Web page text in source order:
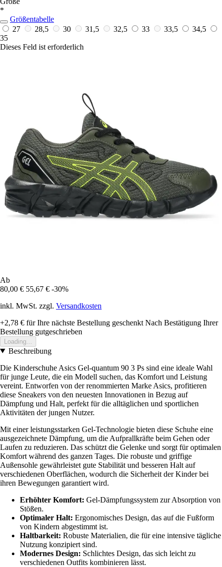
*
Größentabelle
27
28,5 30 31,5 32,5 33 33,5
34,5
35
Dieses Feld ist erforderlich
Ab
80,00 € 55,67 € -30%
inkl. MwSt. zzgl. Versandkosten
+2,78 € für Ihre nächste Bestellung geschenkt Nach Bestätigung Ihrer
Bestellung gutgeschrieben
Loading...
Beschreibung
Die Kinderschuhe Asics Gel-quantum 90 3 Ps sind eine ideale Wahl
für junge Leute, die ein Modell suchen, das Komfort und Leistung
vereint. Entworfen von der renommierten Marke Asics, profitieren
diese Sneakers von den neuesten Innovationen in Bezug auf
Dämpfung und Halt, perfekt für die alltäglichen und sportlichen
Aktivitäten der jungen Nutzer.
Mit einer leistungsstarken Gel-Technologie bieten diese Schuhe eine
ausgezeichnete Dämpfung, um die Aufprallkräfte beim Gehen oder
Laufen zu reduzieren. Das schützt die Gelenke und sorgt für optimalen
Komfort während des ganzen Tages. Die robuste und griffige
Außensohle gewährleistet gute Stabilität und besseren Halt auf
verschiedenen Oberflächen, wodurch die Sicherheit der Kinder bei
ihren Bewegungen garantiert wird.
Erhöhter Komfort: Gel-Dämpfungssystem zur Absorption von
Stößen.
Optimaler Halt: Ergonomisches Design, das auf die Fußform
von Kindern abgestimmt ist.
Haltbarkeit: Robuste Materialien, die für eine intensive tägliche
Nutzung konzipiert sind.
Modernes Design: Schlichtes Design, das sich leicht zu
verschiedenen Outfits kombinieren lässt.